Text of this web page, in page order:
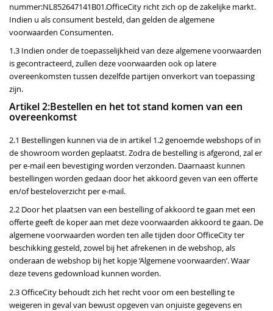
nummer:NL852647141B01.OfficeCity richt zich op de zakelijke markt.
Indien u als consument besteld, dan gelden de algemene
voorwaarden Consumenten.
1.3 Indien onder de toepasselijkheid van deze algemene voorwaarden
is gecontracteerd, zullen deze voorwaarden ook op latere
overeenkomsten tussen dezelfde partijen onverkort van toepassing
zijn.
Artikel 2:Bestellen en het tot stand komen van een
overeenkomst
2.1 Bestellingen kunnen via de in artikel 1.2 genoemde webshops of in
de showroom worden geplaatst. Zodra de bestelling is afgerond, zal er
per e-mail een bevestiging worden verzonden. Daarnaast kunnen
bestellingen worden gedaan door het akkoord geven van een offerte
en/of besteloverzicht per e-mail.
2.2 Door het plaatsen van een bestelling of akkoord te gaan met een
offerte geeft de koper aan met deze voorwaarden akkoord te gaan. De
algemene voorwaarden worden ten alle tijden door OfficeCity ter
beschikking gesteld, zowel bij het afrekenen in de webshop, als
onderaan de webshop bij het kopje ‘Algemene voorwaarden’. Waar
deze tevens gedownload kunnen worden.
2.3 OfficeCity behoudt zich het recht voor om een bestelling te
weigeren in geval van bewust opgeven van onjuiste gegevens en